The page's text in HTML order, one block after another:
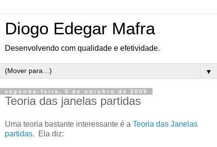
Diogo Edegar Mafra
Desenvolvendo com qualidade e efetividade.
▼
segunda-feira, 5 de outubro de 2009
Teoria das janelas partidas
Uma teoria bastante interessante é a Teoria das Janelas
partidas. Ela diz: